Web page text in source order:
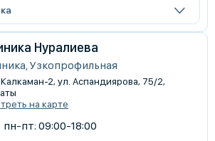
Нуралиева
Узкопрофильная
2, ул. Аспандиярова, 75/2,
на карте
пн-пт: 09:00-18:00